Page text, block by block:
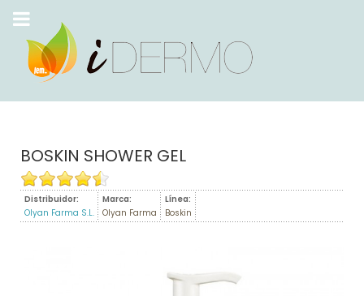
BOSKIN SHOWER GEL
Distribuidor:
Olyan Farma S.L.
Marca:
Olyan Farma
Línea:
Boskin